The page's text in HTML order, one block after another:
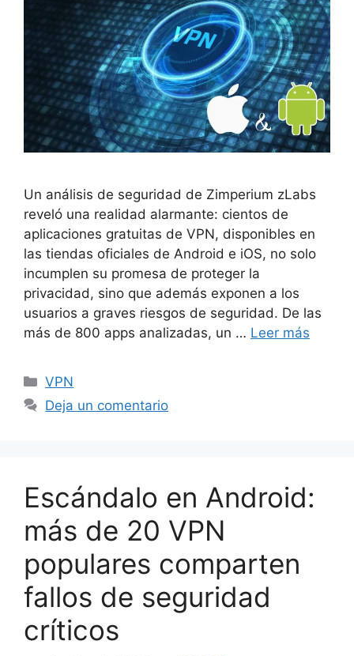
Un análisis de seguridad de Zimperium zLabs
reveló una realidad alarmante: cientos de
aplicaciones gratuitas de VPN, disponibles en
las tiendas oficiales de Android e iOS, no solo
incumplen su promesa de proteger la
privacidad, sino que además exponen a los
usuarios a graves riesgos de seguridad. De las
más de 800 apps analizadas, un … Leer más
Categorías
VPN
Deja un comentario
Escándalo en Android:
más de 20 VPN
populares comparten
fallos de seguridad
críticos